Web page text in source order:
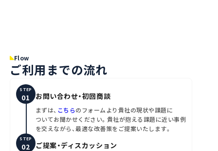
Flow
ご利用までの流れ
STEP
お問い合わせ・初回商談
まずは、 こちらのフォームより貴社の現状や課題に
ついてお聞かせください。貴社が抱える課題に近い事例
を交えながら、最適な改善策をご提案いたします。
STEP
ご提案・ディスカッション